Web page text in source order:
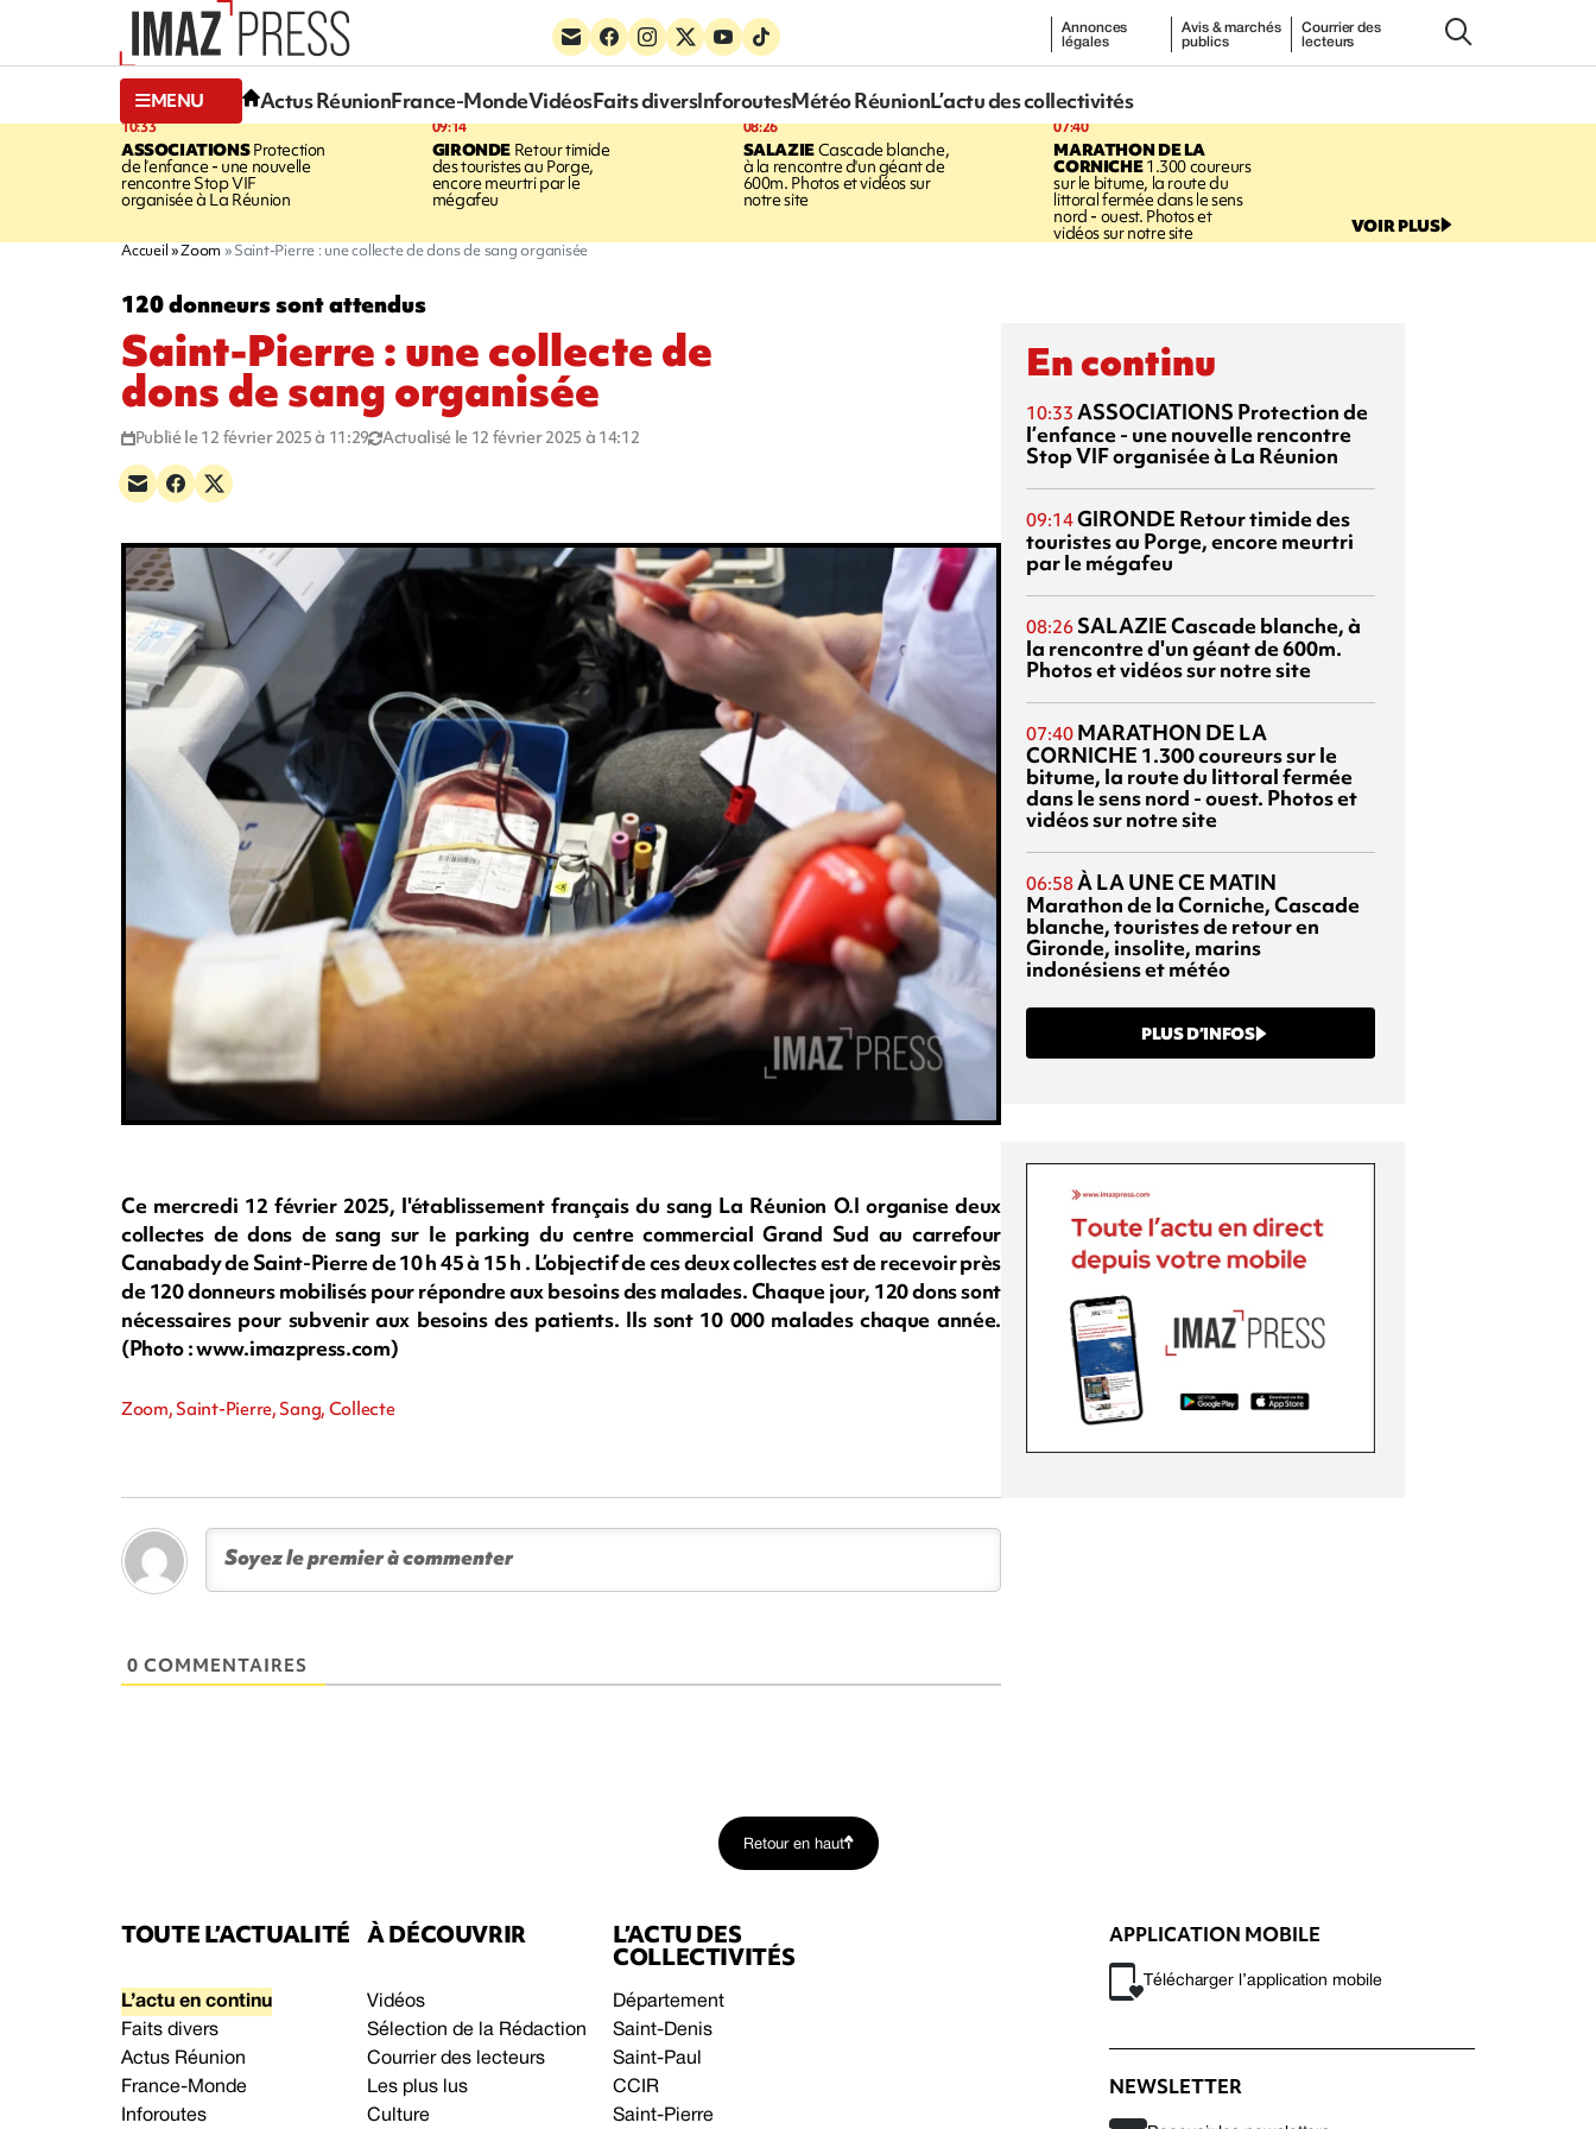
Annonces
légales
Avis & marchés
publics
Courrier des
lecteurs
MENU Actus RéunionFrance-MondeVidéosFaits diversInforoutesMétéo RéunionL’actu des collectivités
10:33
ASSOCIATIONSProtection
de l’enfance - une nouvelle
rencontre Stop VIF
organisée à La Réunion
09:14
GIRONDE Retour timide
des touristes au Porge,
encore meurtri par le
mégafeu
08:26
SALAZIECascade blanche,
à la rencontre d'un géant de
600m. Photos et vidéos sur
notre site
07:40
MARATHON DE LA
CORNICHE1.300 coureurs
sur le bitume, la route du
littoral fermée dans le sens
nord - ouest. Photos et
vidéos sur notre site VOIR PLUS
Accueil Zoom Saint-Pierre : une collecte de dons de sang organisée
120 donneurs sont attendus
Saint-Pierre : une collecte de
dons de sang organisée
Publié le 12 février 2025 à 11:29 Actualisé le 12 février 2025 à 14:12
Ce mercredi 12 février 2025, l'établissement français du sang La Réunion O.I organise deux
collectes de dons de sang sur le parking du centre commercial Grand Sud au carrefour
Canabady de Saint-Pierre de 10 h 45 à 15 h . L’objectif de ces deux collectes est de recevoir près
de 120 donneurs mobilisés pour répondre aux besoins des malades. Chaque jour, 120 dons sont
nécessaires pour subvenir aux besoins des patients. Ils sont 10 000 malades chaque année.
(Photo : www.imazpress.com)
Zoom, Saint-Pierre, Sang, Collecte
0 COMMENTAIRES
En continu
10:33 ASSOCIATIONS Protection de
l’enfance - une nouvelle rencontre
Stop VIF organisée à La Réunion
09:14GIRONDE Retour timide des
touristes au Porge, encore meurtri
par le mégafeu
08:26 SALAZIECascade blanche, à
la rencontre d'un géant de 600m.
Photos et vidéos sur notre site
07:40 MARATHON DE LA
CORNICHE 1.300 coureurs sur le
bitume, la route du littoral fermée
dans le sens nord - ouest. Photos et
vidéos sur notre site
06:58À LA UNE CE MATIN
Marathon de la Corniche, Cascade
blanche, touristes de retour en
Gironde, insolite, marins
indonésiens et météo
PLUS D’INFOS
Retour en haut
TOUTE L’ACTUALITÉ
L’actu en continu
Faits divers
Actus Réunion
France-Monde
Inforoutes
À DÉCOUVRIR
Vidéos
Sélection de la Rédaction
Courrier des lecteurs
Les plus lus
Culture
L’ACTU DES
COLLECTIVITÉS
Département
Saint-Denis
Saint-Paul
CCIR
Saint-Pierre
APPLICATION MOBILE
Télécharger l’application mobile
NEWSLETTER